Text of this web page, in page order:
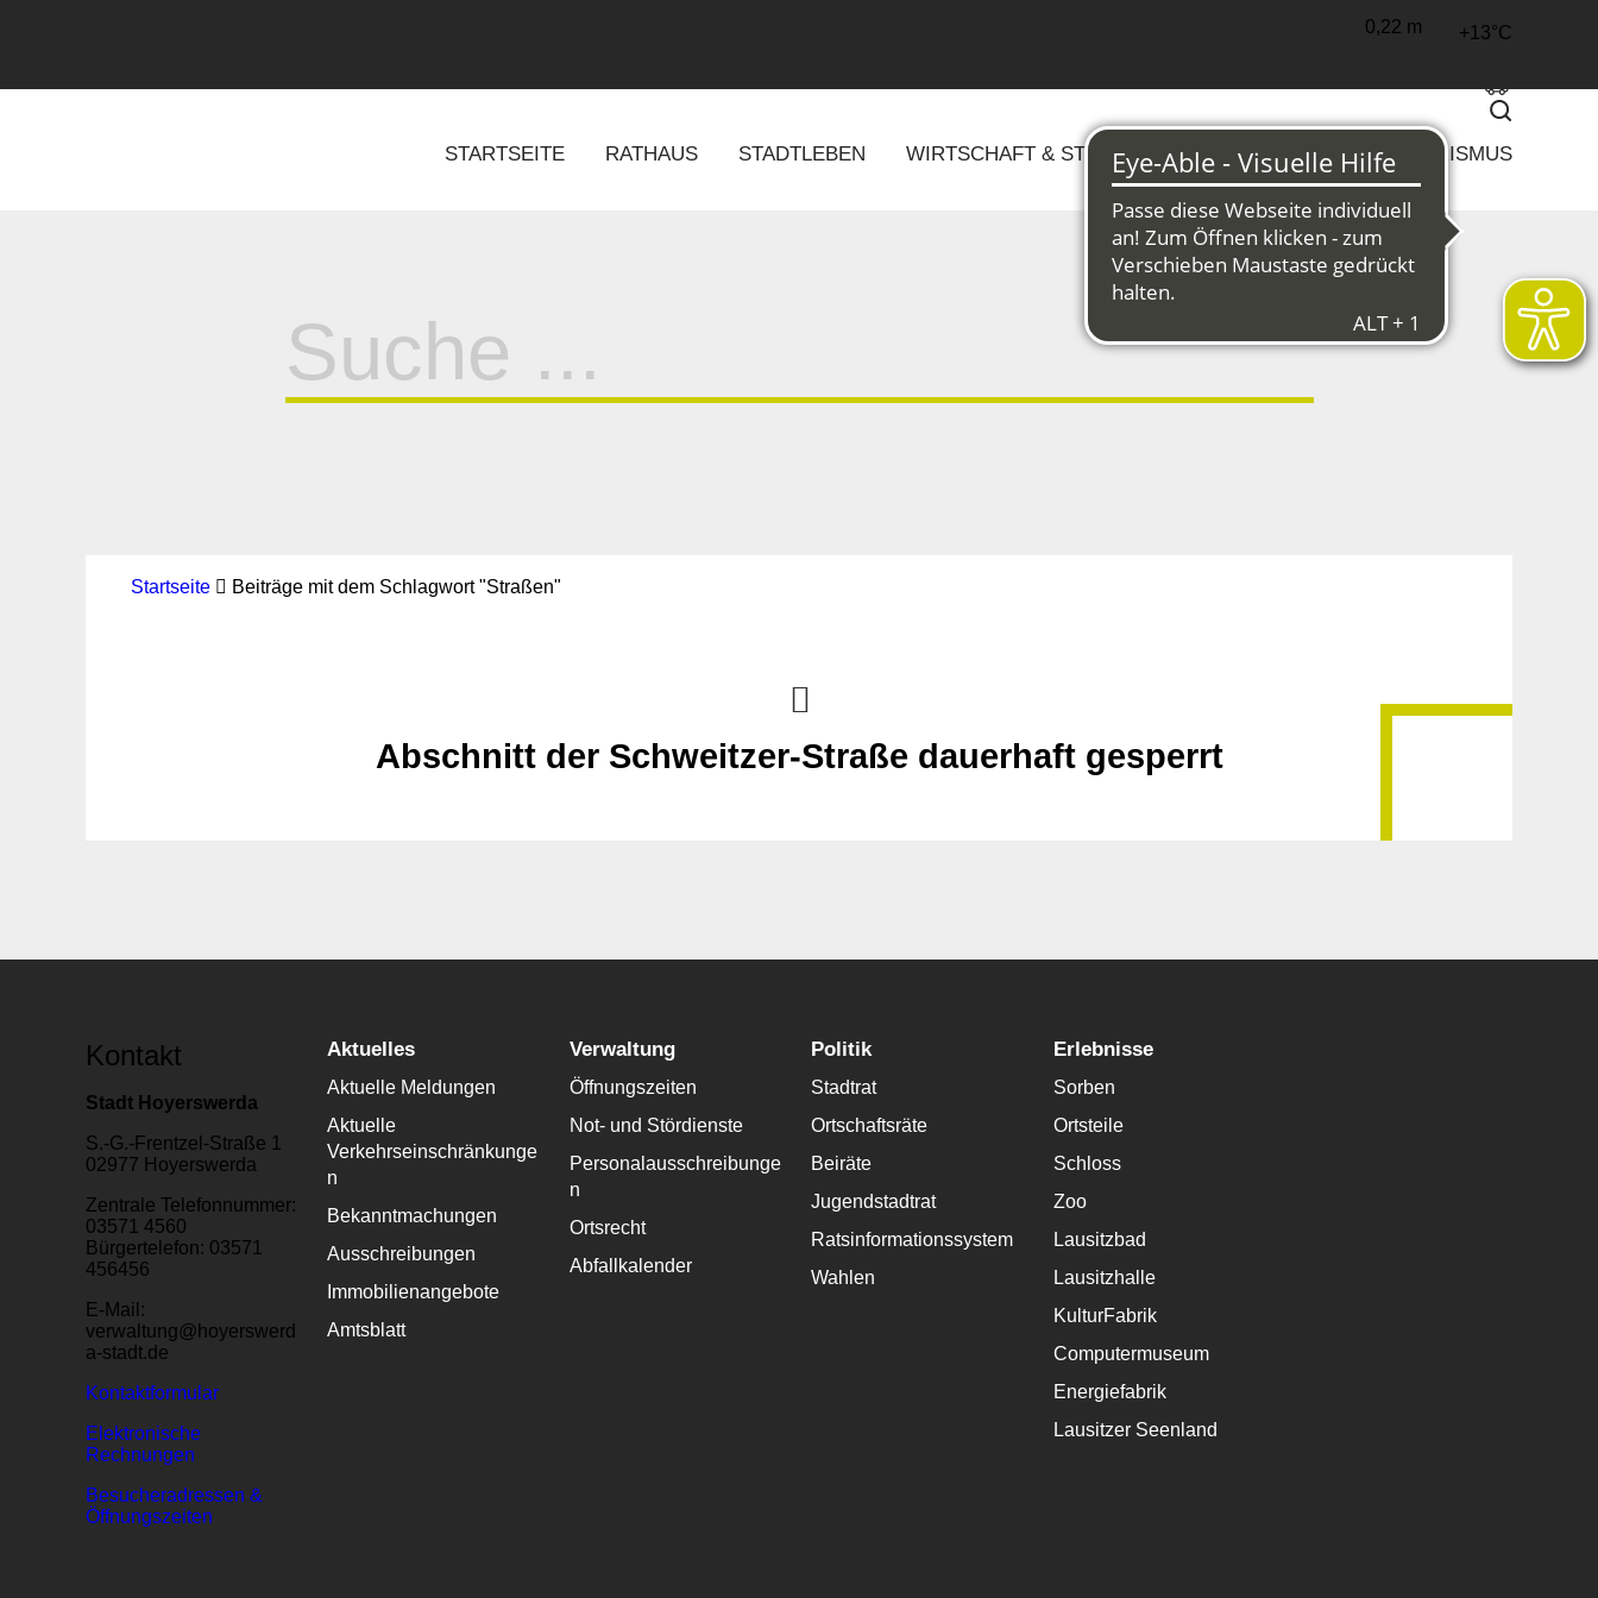
+13°C
0,22 m
STARTSEITE RATHAUS STADTLEBEN WIRTSCHAFT & STRUKTURWANDEL KULTUR & TOURISMUS
für:
Startseite Beiträge mit dem Schlagwort "Straßen"
Abschnitt der Schweitzer-Straße dauerhaft gesperrt
Kontakt
Stadt Hoyerswerda
S.-G.-Frentzel-Straße 1
02977 Hoyerswerda
Zentrale Telefonnummer:
03571 4560
Bürgertelefon: 03571
456456
E-Mail:
verwaltung@hoyerswerd
a-stadt.de
Kontaktformular
Elektronische
Rechnungen
Besucheradressen &
Öffnungszeiten
Aktuelles
Aktuelle Meldungen
Aktuelle
Verkehrseinschränkunge
n
Bekanntmachungen
Ausschreibungen
Immobilienangebote
Amtsblatt
Verwaltung
Öffnungszeiten
Not- und Stördienste
Personalausschreibunge
n
Ortsrecht
Abfallkalender
Politik
Stadtrat
Ortschaftsräte
Beiräte
Jugendstadtrat
Ratsinformationssystem
Wahlen
Erlebnisse
Sorben
Ortsteile
Schloss
Zoo
Lausitzbad
Lausitzhalle
KulturFabrik
Computermuseum
Energiefabrik
Lausitzer Seenland